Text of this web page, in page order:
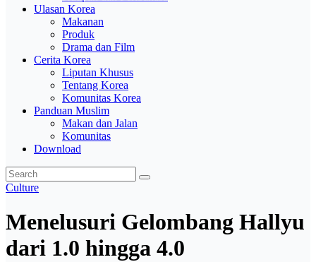
Ulasan Korea
Makanan
Produk
Drama dan Film
Cerita Korea
Liputan Khusus
Tentang Korea
Komunitas Korea
Panduan Muslim
Makan dan Jalan
Komunitas
Download
Culture
Menelusuri Gelombang Hallyu
dari 1.0 hingga 4.0